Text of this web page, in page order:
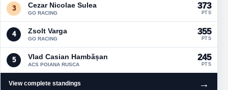
3 Cezar Nicolae Sulea
GO RACING
373
PTS
4 Zsolt Varga
GO RACING
355
PTS
5 Vlad Casian Hambășan
ACS POIANA RUSCA
245
PTS
View complete standings →